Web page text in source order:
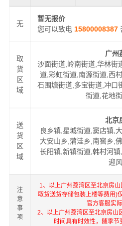
无
暂无报价
您可以致电 15800008387
取
货
区
域
广州
沙面街道,岭南街道,华林街
道,彩虹街道,南源街道,西
石围塘街道,多宝街道,冲口
街道,花地
送
货
区
域
北京
良乡镇,星城街道,窦店镇,
大安山乡,蒲洼乡,南窖乡,
长阳镇,新镇街道,韩村河
迎
注
意
事
项
1、以上广州荔湾区至北京房
取货送货存储包装上楼等费用)
官方客服实
2、以上广州荔湾区至北京房山
时间具有时效性，随季节